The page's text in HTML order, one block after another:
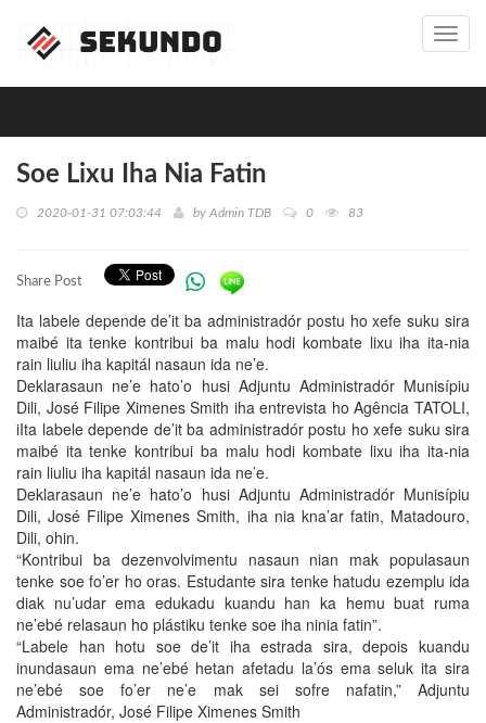
Soe Lixu Iha Nia Fatin
2020-01-31 07:03:44 by Admin TDB 0 83
Share Post
Ita labele depende de’it ba administradór postu ho xefe suku sira
maibé ita tenke kontribui ba malu hodi kombate lixu iha ita-nia
rain liuliu iha kapitál nasaun ida ne’e.
Deklarasaun ne’e hato’o husi Adjuntu Administradór Munisípiu
Dili, José Filipe Ximenes Smith iha entrevista ho Agência TATOLI,
iIta labele depende de’it ba administradór postu ho xefe suku sira
maibé ita tenke kontribui ba malu hodi kombate lixu iha ita-nia
rain liuliu iha kapitál nasaun ida ne’e.
Deklarasaun ne’e hato’o husi Adjuntu Administradór Munisípiu
Dili, José Filipe Ximenes Smith, iha nia kna’ar fatin, Matadouro,
Dili, ohin.
“Kontribui ba dezenvolvimentu nasaun nian mak populasaun
tenke soe fo’er ho oras. Estudante sira tenke hatudu ezemplu ida
diak nu’udar ema edukadu kuandu han ka hemu buat ruma
ne’ebé relasaun ho plástiku tenke soe iha ninia fatin”.
“Labele han hotu soe de’it iha estrada sira, depois kuandu
inundasaun ema ne’ebé hetan afetadu la’ós ema seluk ita sira
ne’ebé soe fo’er ne’e mak sei sofre nafatin,” Adjuntu
Administradór, José Filipe Ximenes Smith